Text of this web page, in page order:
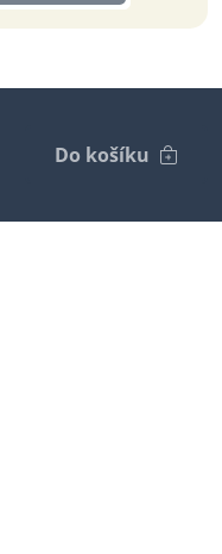
Do košíku